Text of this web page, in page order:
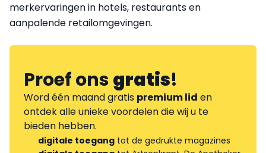
merkervaringen in hotels, restaurants en
aanpalende retailomgevingen.
Proef onsgratis!
Word één maand gratis premium lid en
ontdek alle unieke voordelen die wij u te
bieden hebben.
digitale toegang tot de gedrukte magazines